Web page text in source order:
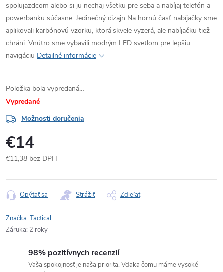
spolujazdcom alebo si ju nechaj všetku pre seba a nabíjaj telefón a
powerbanku súčasne. Jedinečný dizajn Na hornú časť nabíjačky sme
aplikovali karbónovú vzorku, ktorá skvele vyzerá, ale nabíjačku tiež
chráni. Vnútro sme vybavili modrým LED svetlom pre lepšiu
navigáciu Detailné informácie
Položka bola vypredaná…
Vypredané
Možnosti doručenia
€14
€11,38 bez DPH
cena:
Opýtať sa Strážiť Zdieľať
Značka:Tactical
Záruka: 2 roky
98% pozitívnych recenzií
Vaša spokojnosť je naša priorita. Vďaka čomu máme vysoké